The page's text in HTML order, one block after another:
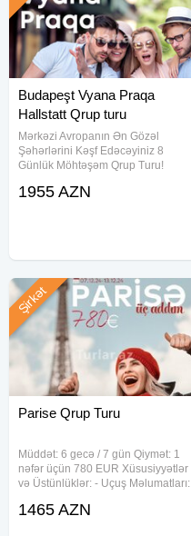
Budapeşt Vyana Praqa
Hallstatt Qrup turu
Mərkəzi Avropanın Ən Gözəl
Şəhərlərini Kəşf Edəcəyiniz 8
Günlük Möhtəşəm Qrup Turu!
Hallstatt Qrup turu Səyahət
1955 AZN
Parise Qrup Turu
Müddət: 6 gecə / 7 gün Qiymət: 1
nəfər üçün 780 EUR Xüsusiyyətlər
və Üstünlüklər: - Uçuş Məlumatları:
Turun Marşrutu: - *Ziyarət ediləcək
Şirkət
1465 AZN